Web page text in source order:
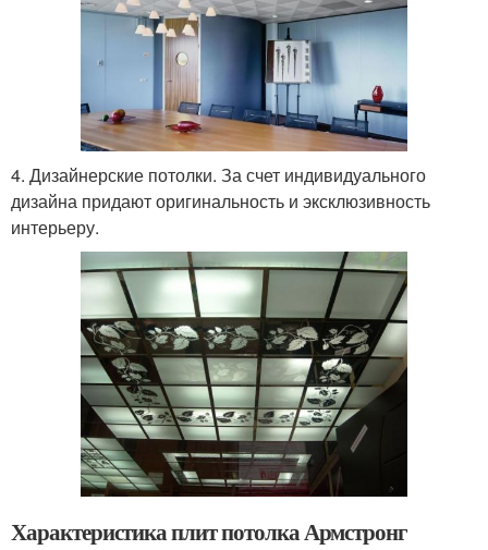
4. Дизайнерские потолки. За счет индивидуального
дизайна придают оригинальность и эксклюзивность
интерьеру.
Характеристика плит потолка Армстронг